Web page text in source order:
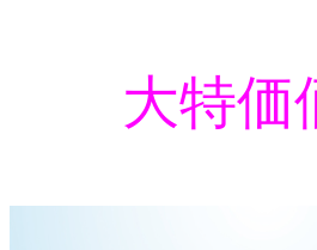
大特価